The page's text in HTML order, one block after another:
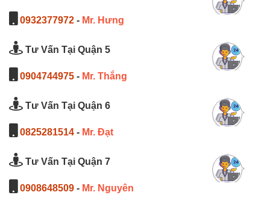
0932377972 - Mr. Hưng
Tư Vấn Tại Quận 5
0904744975 - Mr. Thắng
Tư Vấn Tại Quận 6
0825281514 - Mr. Đạt
Tư Vấn Tại Quận 7
0908648509 - Mr. Nguyên